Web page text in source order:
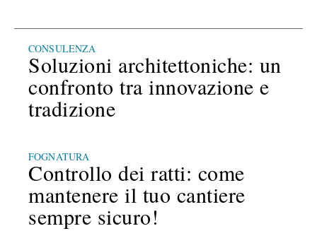
Soluzioni architettoniche: un
confronto tra innovazione e
tradizione
CONSULENZA
Controllo dei ratti: come
mantenere il tuo cantiere
sempre sicuro!
FOGNATURA